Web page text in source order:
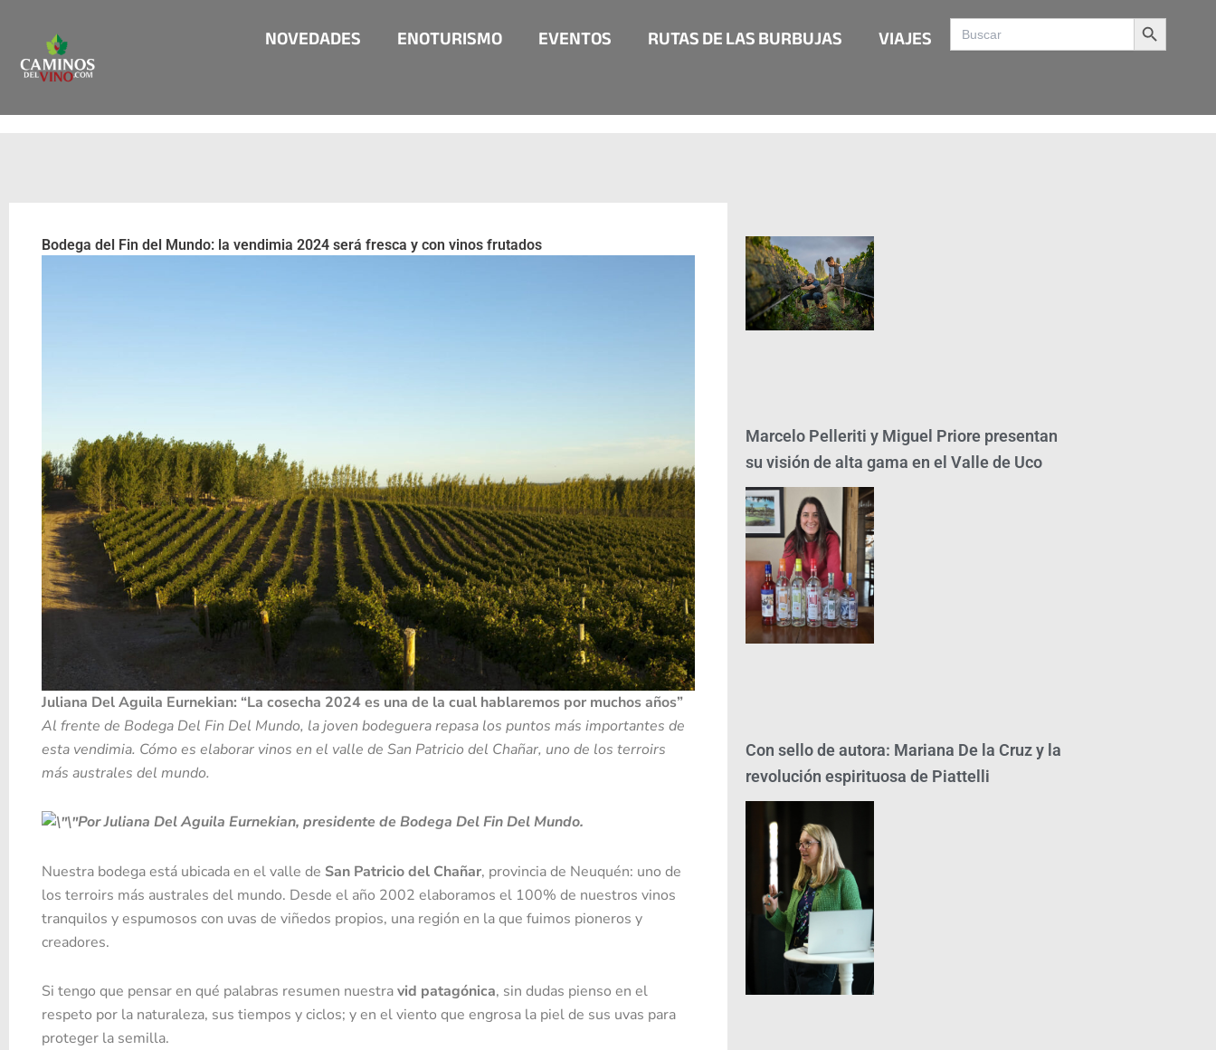
contenido
NOVEDADES ENOTURISMO EVENTOS RUTAS DE LAS BURBUJAS VIAJES
Search
for:
Search Button
Bodega del Fin del Mundo: la vendimia 2024 será fresca y con vinos frutados
Juliana Del Aguila Eurnekian: “La cosecha 2024 es una de la cual hablaremos por muchos años”
Al frente de Bodega Del Fin Del Mundo, la joven bodeguera repasa los puntos más importantes de
esta vendimia. Cómo es elaborar vinos en el valle de San Patricio del Chañar, uno de los terroirs
más australes del mundo.
Por Juliana Del Aguila Eurnekian, presidente de Bodega Del Fin Del Mundo.
Nuestra bodega está ubicada en el valle de San Patricio del Chañar, provincia de Neuquén: uno de
los terroirs más australes del mundo. Desde el año 2002 elaboramos el 100% de nuestros vinos
tranquilos y espumosos con uvas de viñedos propios, una región en la que fuimos pioneros y
creadores.
Si tengo que pensar en qué palabras resumen nuestravid patagónica, sin dudas pienso en el
respeto por la naturaleza, sus tiempos y ciclos; y en el viento que engrosa la piel de sus uvas para
proteger la semilla.
Marcelo Pelleriti y Miguel Priore presentan
su visión de alta gama en el Valle de Uco
Con sello de autora: Mariana De la Cruz y la
revolución espirituosa de Piattelli